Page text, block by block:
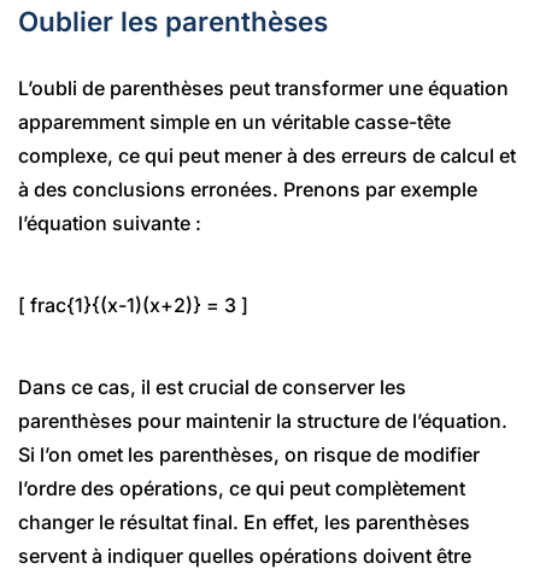
Oublier les parenthèses
L’oubli de parenthèses peut transformer une équation
apparemment simple en un véritable casse-tête
complexe, ce qui peut mener à des erreurs de calcul et
à des conclusions erronées. Prenons par exemple
l’équation suivante :
[ frac{1}{(x-1)(x+2)} = 3 ]
Dans ce cas, il est crucial de conserver les
parenthèses pour maintenir la structure de l’équation.
Si l’on omet les parenthèses, on risque de modifier
l’ordre des opérations, ce qui peut complètement
changer le résultat final. En effet, les parenthèses
servent à indiquer quelles opérations doivent être